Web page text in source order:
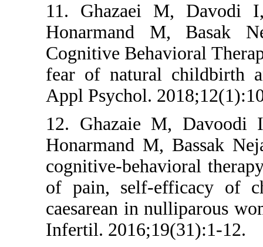
11. Ghazaei
Honarmand
Cognitive
fear of
Appl Psychol.
12. Ghazaie
Honarmand
cognitive-
of pain, self-
caesarean in
Infertil.